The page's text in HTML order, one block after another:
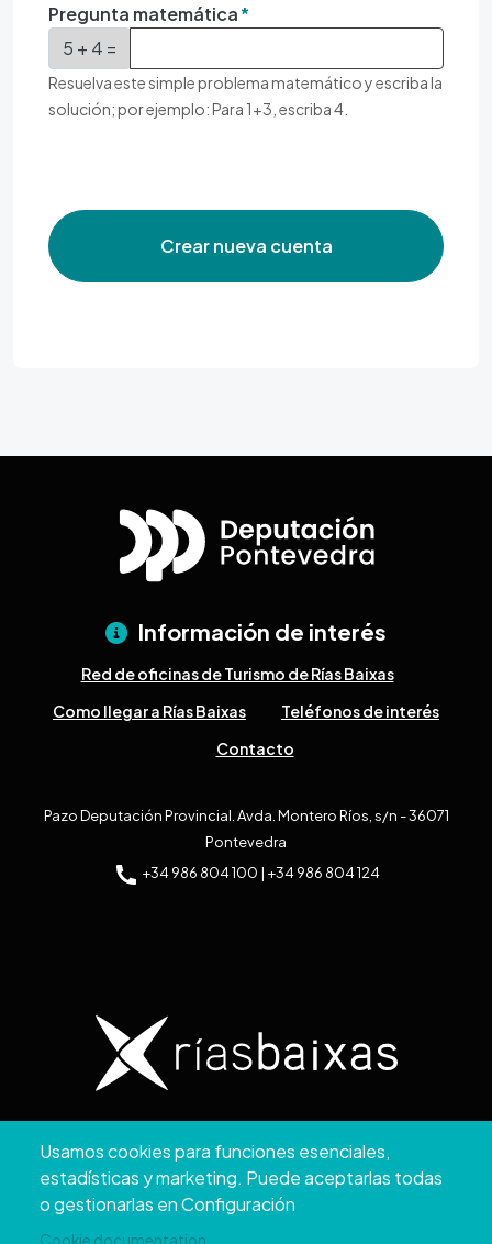
Pregunta matemática
5 + 4 =
Resuelva este simple problema matemático y escriba la
solución; por ejemplo: Para 1+3, escriba 4.
Crear nueva cuenta
Usamos cookies para funciones esenciales,
estadísticas y marketing. Puede aceptarlas todas
o gestionarlas en Configuración
Cookie documentation
Información de interés
Red de oficinas de Turismo de Rías Baixas
Como llegar a Rías Baixas
Teléfonos de interés
Contacto
Pazo Deputación Provincial. Avda. Montero Ríos, s/n - 36071
Pontevedra
+34 986 804 100 | +34 986 804 124
Reservados todos los derechos
Aviso
Accesibilidad Protección de